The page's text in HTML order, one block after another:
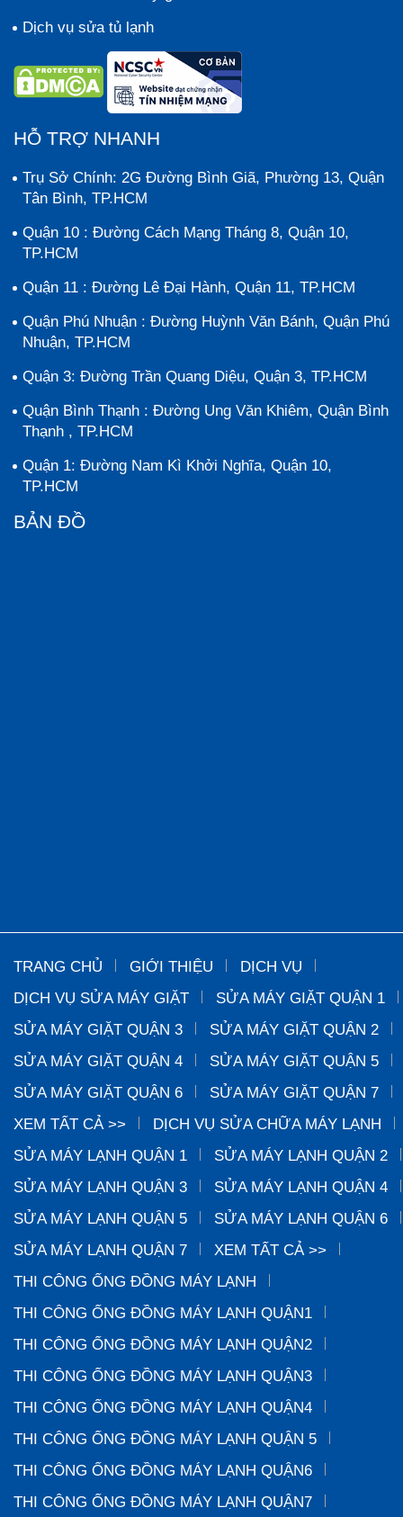
Dịch vụ sửa tủ lạnh
HỖ TRỢ NHANH
Trụ Sở Chính: 2G Đường Bình Giã, Phường 13, Quận
Tân Bình, TP.HCM
Quận 10 : Đường Cách Mạng Tháng 8, Quận 10,
TP.HCM
Quận 11 : Đường Lê Đại Hành, Quận 11, TP.HCM
Quận Phú Nhuận : Đường Huỳnh Văn Bánh, Quận Phú
Nhuận, TP.HCM
Quận 3: Đường Trần Quang Diệu, Quận 3, TP.HCM
Quận Bình Thạnh : Đường Ung Văn Khiêm, Quận Bình
Thạnh , TP.HCM
Quận 1: Đường Nam Kì Khởi Nghĩa, Quận 10,
TP.HCM
BẢN ĐỒ
TRANG CHỦ GIỚI THIỆU
DỊCH VỤ
DỊCH VỤ SỬA MÁY GIẶT
SỬA MÁY GIẶT QUẬN 1
SỬA MÁY GIẶT QUẬN 3
SỬA MÁY GIẶT QUẬN 2
SỬA MÁY GIẶT QUẬN 4
SỬA MÁY GIẶT QUẬN 5
SỬA MÁY GIẶT QUẬN 6
SỬA MÁY GIẶT QUẬN 7
XEM TẤT CẢ >>
DỊCH VỤ SỬA CHỮA MÁY LẠNH
SỬA MÁY LẠNH QUẬN 1
SỬA MÁY LẠNH QUẬN 2
SỬA MÁY LẠNH QUẬN 3
SỬA MÁY LẠNH QUẬN 4
SỬA MÁY LẠNH QUẬN 5
SỬA MÁY LẠNH QUẬN 6
SỬA MÁY LẠNH QUẬN 7
XEM TẤT CẢ >>
THI CÔNG ỐNG ĐỒNG MÁY LẠNH
THI CÔNG ỐNG ĐỒNG MÁY LẠNH QUẬN1
THI CÔNG ỐNG ĐỒNG MÁY LẠNH QUẬN2
THI CÔNG ỐNG ĐỒNG MÁY LẠNH QUẬN3
THI CÔNG ỐNG ĐỒNG MÁY LẠNH QUẬN4
THI CÔNG ỐNG ĐỒNG MÁY LẠNH QUẬN 5
THI CÔNG ỐNG ĐỒNG MÁY LẠNH QUẬN6
THI CÔNG ỐNG ĐỒNG MÁY LẠNH QUẬN7